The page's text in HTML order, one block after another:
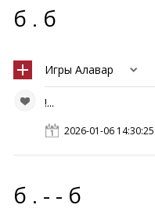
б . б
Игры Алавар
!...
2026-01-06 14:30:25
б . - - б